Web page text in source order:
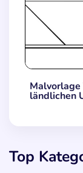
ländlichen
Top